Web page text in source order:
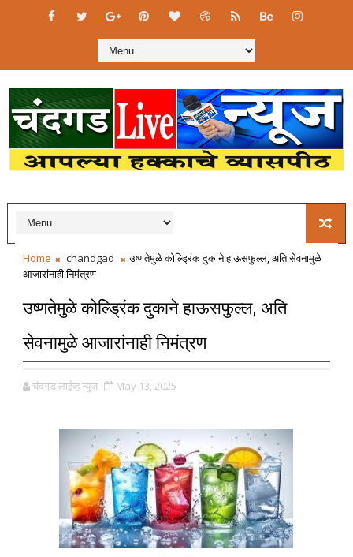
Home chandgad
उष्णतेमुळे कोल्ड्रिंक दुकाने हाऊसफुल्ल, अति सेवनामुळे
आजारांनाही निमंत्रण
उष्णतेमुळे कोल्ड्रिंक दुकाने हाऊसफुल्ल, अति
सेवनामुळे आजारांनाही निमंत्रण
चंदगड लाईव्ह न्युज May 13, 2025